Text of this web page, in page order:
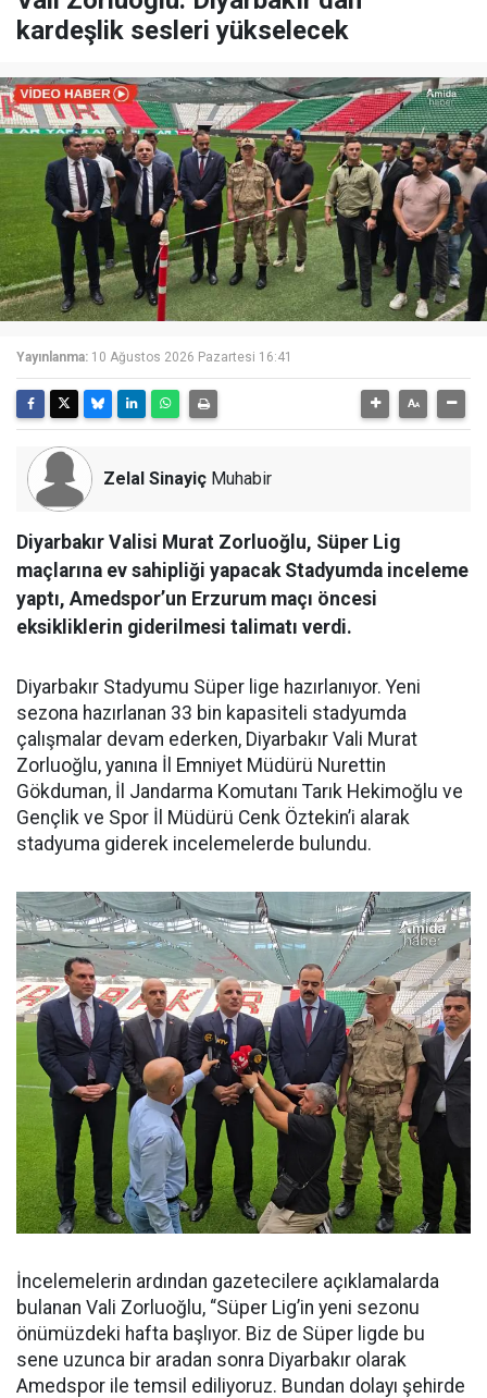
kardeşlik sesleri yükselecek
Yayınlanma: 10 Ağustos 2026 Pazartesi 16:41
Zelal Sinayiç Muhabir
Diyarbakır Valisi Murat Zorluoğlu, Süper Lig
maçlarına ev sahipliği yapacak Stadyumda inceleme
yaptı, Amedspor’un Erzurum maçı öncesi
eksikliklerin giderilmesi talimatı verdi.
Diyarbakır Stadyumu Süper lige hazırlanıyor. Yeni
sezona hazırlanan 33 bin kapasiteli stadyumda
çalışmalar devam ederken, Diyarbakır Vali Murat
Zorluoğlu, yanına İl Emniyet Müdürü Nurettin
Gökduman, İl Jandarma Komutanı Tarık Hekimoğlu ve
Gençlik ve Spor İl Müdürü Cenk Öztekin’i alarak
stadyuma giderek incelemelerde bulundu.
İncelemelerin ardından gazetecilere açıklamalarda
bulanan Vali Zorluoğlu, “Süper Lig’in yeni sezonu
önümüzdeki hafta başlıyor. Biz de Süper ligde bu
sene uzunca bir aradan sonra Diyarbakır olarak
Amedspor ile temsil ediliyoruz. Bundan dolayı şehirde